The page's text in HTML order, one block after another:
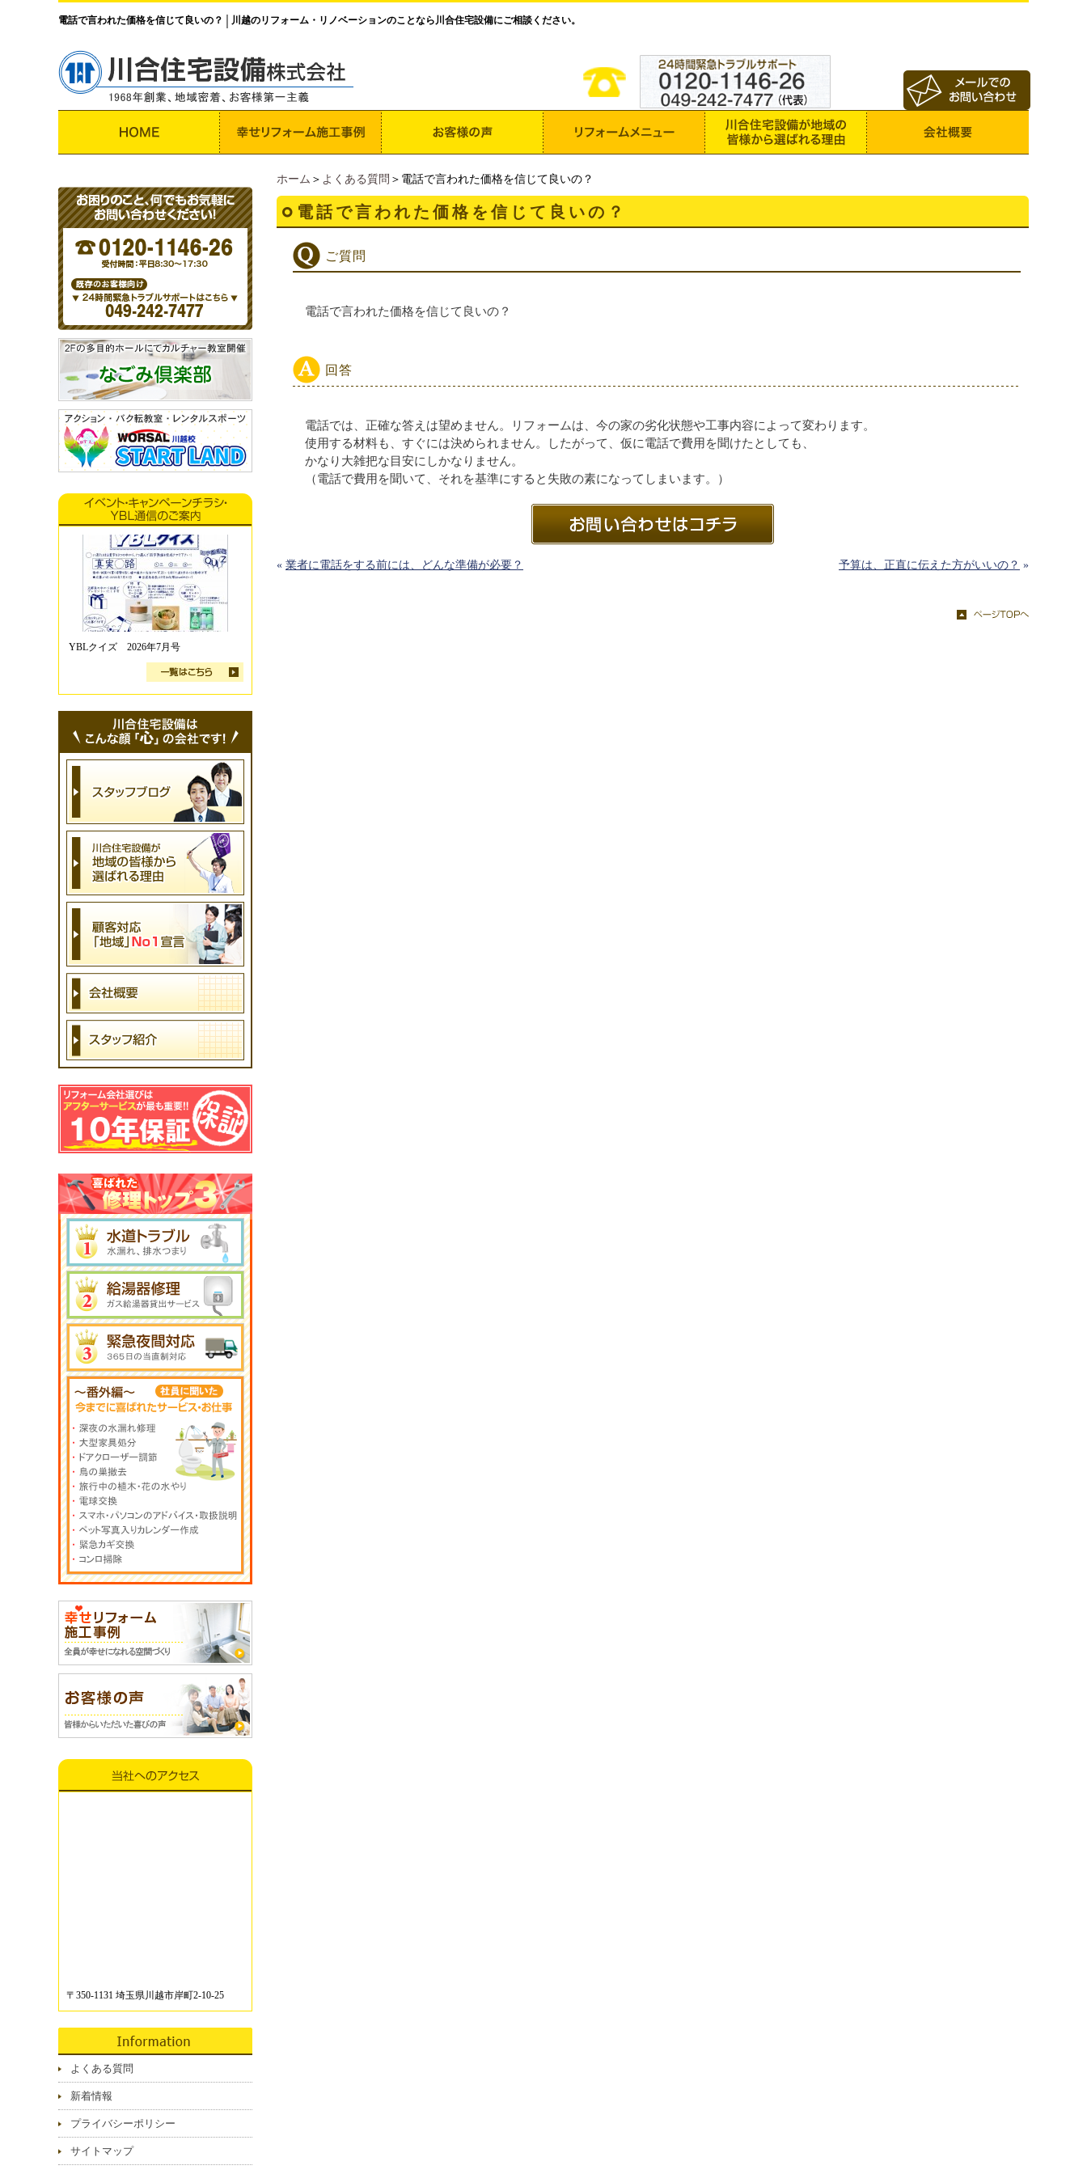
電話で言われた価格を信じて良いの？ 川越のリフォーム・リノベーションのことなら川合住宅設備にご相談ください。
ホーム ＞ よくある質問 ＞電話で言われた価格を信じて良いの？
電話で言われた価格を信じて良いの？
ご質問
電話で言われた価格を信じて良いの？
回答
電話では、正確な答えは望めません。リフォームは、今の家の劣化状態や工事内容によって変わります。
使用する材料も、すぐには決められません。したがって、仮に電話で費用を聞けたとしても、
かなり大雑把な目安にしかなりません。
（電話で費用を聞いて、それを基準にすると失敗の素になってしまいます。）
« 業者に電話をする前には、どんな準備が必要？ 予算は、正直に伝えた方がいいの？ »
YBLクイズ 2026年7月号
〒350-1131 埼玉県川越市岸町2-10-25
よくある質問
新着情報
プライバシーポリシー
サイトマップ